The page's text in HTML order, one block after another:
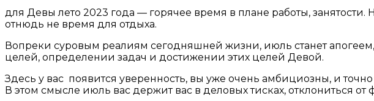
для Девы лето 2023 года — горячее время в плане работы,
отнюдь не время для отдыха.
Вопреки суровым реалиям сегодняшней жизни, июль станет апогеем,
целей, определении задач и достижении этих целей Девой.
Здесь у вас появится уверенность, вы уже очень амбициозны, и точно
В этом смысле июль вас держит вас в деловых тисках, отклониться